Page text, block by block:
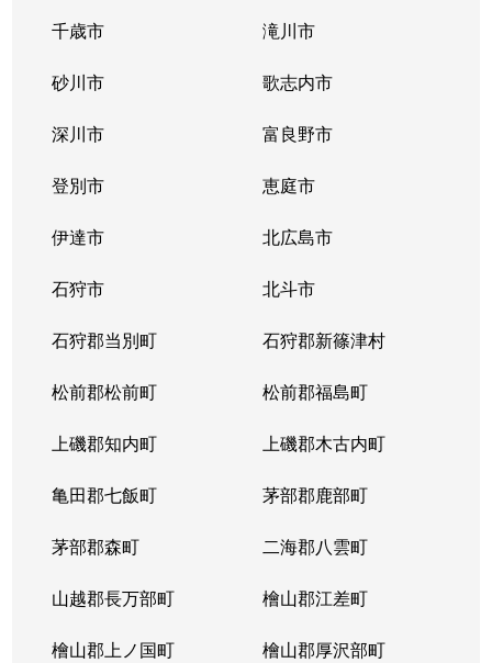
千歳市 滝川市
砂川市 歌志内市
深川市 富良野市
登別市 恵庭市
伊達市 北広島市
石狩市 北斗市
石狩郡当別町 石狩郡新篠津村
松前郡松前町 松前郡福島町
上磯郡知内町 上磯郡木古内町
亀田郡七飯町 茅部郡鹿部町
茅部郡森町 二海郡八雲町
山越郡長万部町 檜山郡江差町
檜山郡上ノ国町 檜山郡厚沢部町